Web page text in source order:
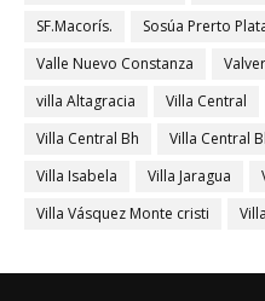
SF.Macorís.
Sosúa Prerto
Valle Nuevo Constanza
villa Altagracia
Villa Central
Villa Central Bh
Villa Central
Villa Isabela
Villa Jaragua
Villa Vásquez Monte cristi